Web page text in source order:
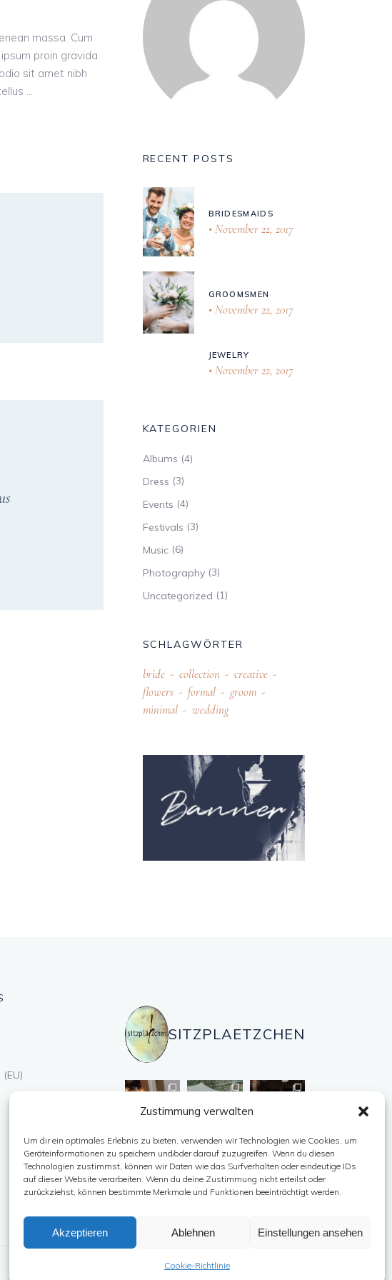
Zustimmung verwalten
Um dir ein optimales Erlebnis zu bieten, verwenden wir Technologien wie Cookies, um
Geräteinformationen zu speichern und/oder darauf zuzugreifen. Wenn du diesen
Technologien zustimmst, können wir Daten wie das Surfverhalten oder eindeutige IDs
auf dieser Website verarbeiten. Wenn du deine Zustimmung nicht erteilst oder
zurückziehst, können bestimmte Merkmale und Funktionen beeinträchtigt werden.
Akzeptieren Ablehnen Einstellungen ansehen
Cookie-Richtlinie
massa. Cum
proin gravida
sit amet nibh
RECENT POSTS
BRIDESMAIDS
November 22, 2017
GROOMSMEN
November 22, 2017
JEWELRY
November 22, 2017
KATEGORIEN
Albums (4)
Dress (3)
Events (4)
Festivals (3)
Music(6)
Photography(3)
Uncategorized (1)
SCHLAGWÖRTER
bride collection
creative
flowers
formal
groom
minimal
wedding
SITZPLAETZCHEN
Auf Instagram folgen
Facebook Pinterest